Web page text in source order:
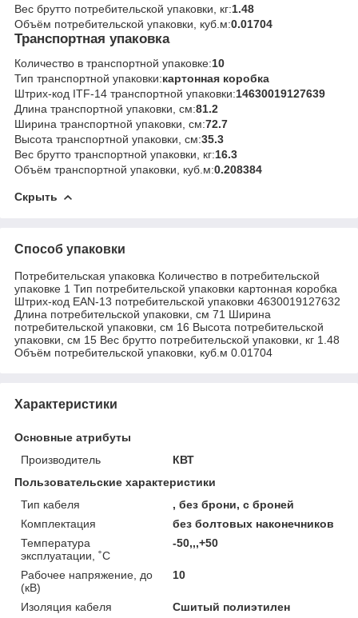
Вес брутто потребительской упаковки, кг:1.48
Объём потребительской упаковки, куб.м:0.01704
Транспортная упаковка
Количество в транспортной упаковке:10
Тип транспортной упаковки:картонная коробка
Штрих-код ITF-14 транспортной упаковки:14630019127639
Длина транспортной упаковки, см:81.2
Ширина транспортной упаковки, см:72.7
Высота транспортной упаковки, см:35.3
Вес брутто транспортной упаковки, кг:16.3
Объём транспортной упаковки, куб.м:0.208384
Скрыть
Способ упаковки
Потребительская упаковка Количество в потребительской
упаковке 1 Тип потребительской упаковки картонная коробка
Штрих-код EAN-13 потребительской упаковки 4630019127632
Длина потребительской упаковки, см 71 Ширина
потребительской упаковки, см 16 Высота потребительской
упаковки, см 15 Вес брутто потребительской упаковки, кг 1.48
Объём потребительской упаковки, куб.м 0.01704
Характеристики
Основные атрибуты
Производитель
КВТ
Пользовательские характеристики
Тип кабеля
, без брони, с броней
Комплектация
без болтовых наконечников
Температура
эксплуатации, ˚С
-50,,,+50
Рабочее напряжение, до
(кВ)
10
Изоляция кабеля
Сшитый полиэтилен